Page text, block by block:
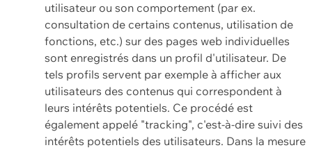
utilisateur ou son comportement (par ex.
consultation de certains contenus, utilisation de
fonctions, etc.) sur des pages web individuelles
sont enregistrés dans un profil d'utilisateur. De
tels profils servent par exemple à afficher aux
utilisateurs des contenus qui correspondent à
leurs intérêts potentiels. Ce procédé est
également appelé "tracking", c'est-à-dire suivi des
intérêts potentiels des utilisateurs. Dans la mesure